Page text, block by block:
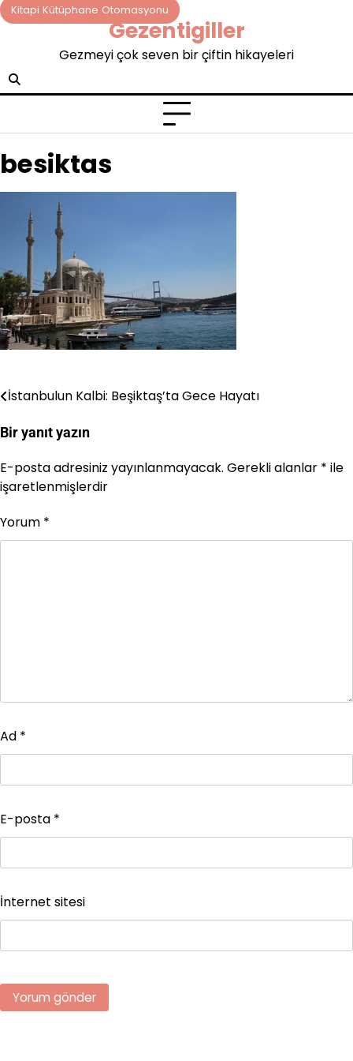
Skip
to
Kitapi Kütüphane Otomasyonu
Gezentigiller
Gezmeyi çok seven bir çiftin hikayeleri
besiktas
Yazı
gezinmesi
İstanbulun Kalbi: Beşiktaş’ta Gece Hayatı
Bir yanıt yazın
E-posta adresiniz yayınlanmayacak. Gerekli alanlar * ile
işaretlenmişlerdir
Yorum *
Ad *
E-posta *
İnternet sitesi